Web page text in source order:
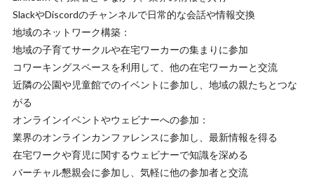
SlackやDiscordのチャンネルで日常的な会話や情報交換
地域のネットワーク構築：
地域の子育てサークルや在宅ワーカーの集まりに参加
コワーキングスペースを利用して、他の在宅ワーカーと交流
近隣の公園や児童館でのイベントに参加し、地域の親たちとつな
がる
オンラインイベントやウェビナーへの参加：
業界のオンラインカンファレンスに参加し、最新情報を得る
在宅ワークや育児に関するウェビナーで知識を深める
バーチャル懇親会に参加し、気軽に他の参加者と交流